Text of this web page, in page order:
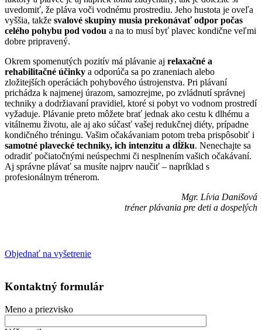
uvedomiť, že pláva voči vodnému prostrediu. Jeho hustota je oveľa
vyššia, takže svalové skupiny musia prekonávať odpor počas
celého pohybu pod vodou a na to musí byť plavec kondične veľmi
dobre pripravený.
Okrem spomenutých pozitív má plávanie aj relaxačné a
rehabilitačné účinky a odporúča sa po zraneniach alebo
zložitejších operáciách pohybového ústrojenstva. Pri plávaní
prichádza k najmenej úrazom, samozrejme, po zvládnutí správnej
techniky a dodržiavaní pravidiel, ktoré si pobyt vo vodnom prostredí
vyžaduje. Plávanie preto môžete brať jednak ako cestu k dlhému a
vitálnemu životu, ale aj ako súčasť vašej redukčnej diéty, prípadne
kondičného tréningu. Vašim očakávaniam potom treba prispôsobiť i
samotné plavecké techniky, ich intenzitu a dĺžku. Nenechajte sa
odradiť počiatočnými neúspechmi či nesplnením vašich očakávaní.
Aj správne plávať sa musíte najprv naučiť – napríklad s
profesionálnym trénerom.
Mgr. Lívia Danišová
tréner plávania pre deti a dospelých
Objednať na vyšetrenie
Kontaktný formulár
Meno a priezvisko